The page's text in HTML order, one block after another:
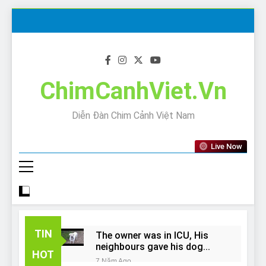
ChimCanhViet.Vn
Diễn Đàn Chim Cảnh Việt Nam
Live Now
TIN
HOT
The owner was in ICU, His
neighbours gave his dog
away!
7 Năm Ago